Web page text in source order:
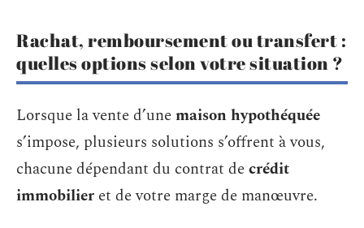
Rachat, remboursement ou transfert :
quelles options selon votre situation ?
Lorsque la vente d’unemaison hypothéquée
s’impose, plusieurs solutions s’offrent à vous,
chacune dépendant du contrat decrédit
immobilier et de votre marge de manœuvre.